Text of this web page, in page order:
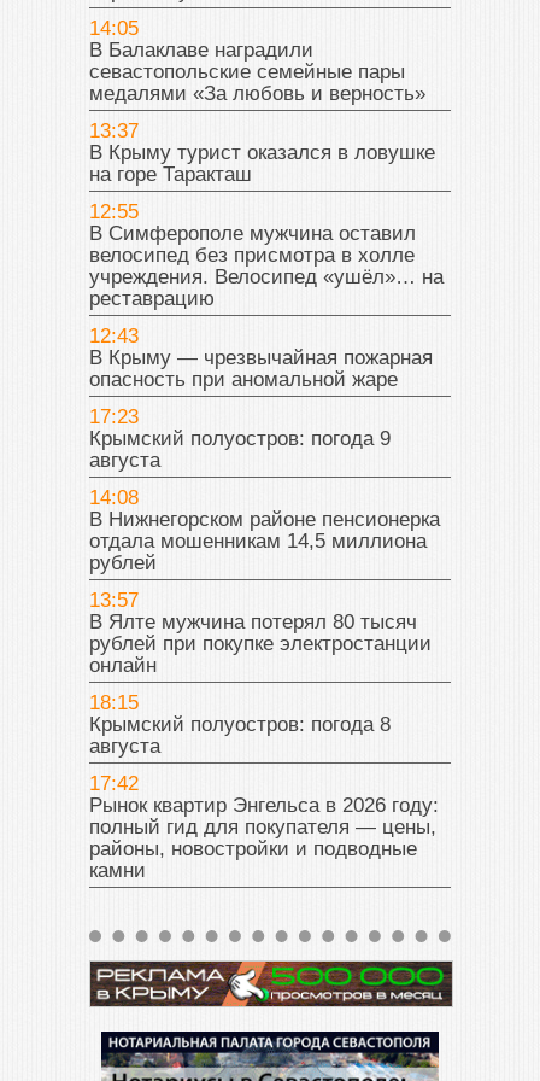
14:05
В Балаклаве наградили
севастопольские семейные пары
медалями «За любовь и верность»
13:37
В Крыму турист оказался в ловушке
на горе Таракташ
12:55
В Симферополе мужчина оставил
велосипед без присмотра в холле
учреждения. Велосипед «ушёл»… на
реставрацию
12:43
В Крыму — чрезвычайная пожарная
опасность при аномальной жаре
17:23
Крымский полуостров: погода 9
августа
14:08
В Нижнегорском районе пенсионерка
отдала мошенникам 14,5 миллиона
рублей
13:57
В Ялте мужчина потерял 80 тысяч
рублей при покупке электростанции
онлайн
18:15
Крымский полуостров: погода 8
августа
17:42
Рынок квартир Энгельса в 2026 году:
полный гид для покупателя — цены,
районы, новостройки и подводные
камни